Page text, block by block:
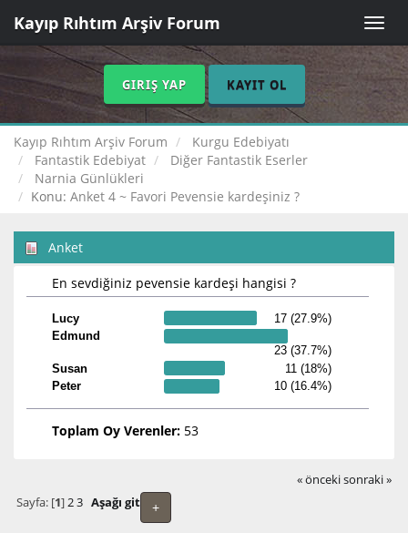
Toggle
Kayıp Rıhtım Arşiv Forum
GIRIŞ YAP KAYIT OL
Kayıp Rıhtım Arşiv Forum
Kurgu Edebiyatı
Fantastik Edebiyat
Diğer Fantastik Eserler
Narnia Günlükleri
Konu: Anket 4 ~ Favori Pevensie kardeşiniz ?
Anket
En sevdiğiniz pevensie kardeşi hangisi ?
Lucy
17 (27.9%)
Edmund
23 (37.7%)
Susan
11 (18%)
Peter
10 (16.4%)
Toplam Oy Verenler: 53
« önceki sonraki »
+
Sayfa: [1]2 3 Aşağı git